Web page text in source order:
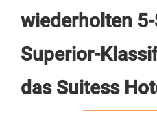
wiederholten
Superior-
das Suitess